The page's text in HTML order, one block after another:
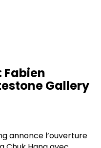
Fabien
Gallery
annonce l’ouverture